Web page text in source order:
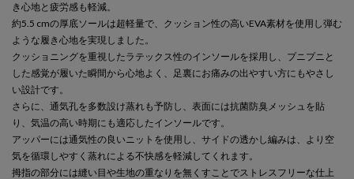
き心地と疲労感も軽減。
約5.5 cmの厚底ソールは超軽量で、クッション性の高いEVA素材を使用し弾む
ような履き心地を実現しました。
クッショニングを重視したラテックス性のインソールを採用し、プニプニと
した感覚が履いた瞬間から心地よく、足裏にお痛みの出やすい方にもやさし
い設計です。
さらに、通気孔を多数設け蒸れも予防し、表面には抗菌防臭メッシュを貼
り、気温の高い時期にも適応したインソールです。
アッパーには通気性の良いニットを使用し、サイドの透かし編みは、より空
気を循環しやすく蒸れによる不快感を軽減してくれます。
拇指の部分には縫い目や生地の重なりを無くすことでストレスフリーな仕上